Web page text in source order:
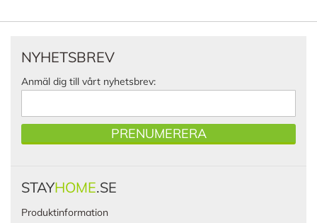
NYHETSBREV
Anmäl dig till vårt nyhetsbrev:
PRENUMERERA
STAYHOME.SE
Produktinformation